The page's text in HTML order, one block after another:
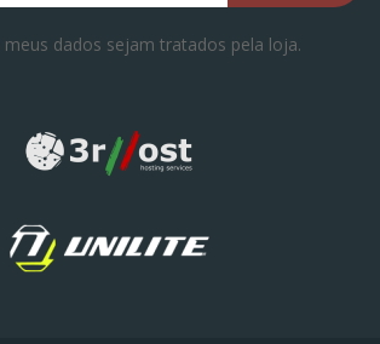
dados sejam tratados pela loja.